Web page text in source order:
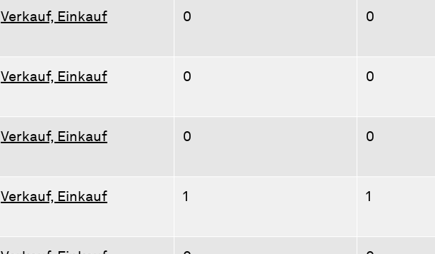
Verkauf, Einkauf 0 0
Verkauf, Einkauf 0 0
Verkauf, Einkauf 0 0
Verkauf, Einkauf 1 1